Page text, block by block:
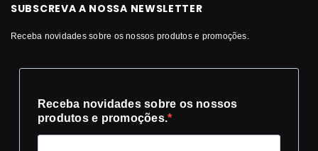
SUBSCREVA A NOSSA NEWSLETTER
Receba novidades sobre os nossos produtos e promoções.
Receba novidades sobre os nossos
produtos e promoções.